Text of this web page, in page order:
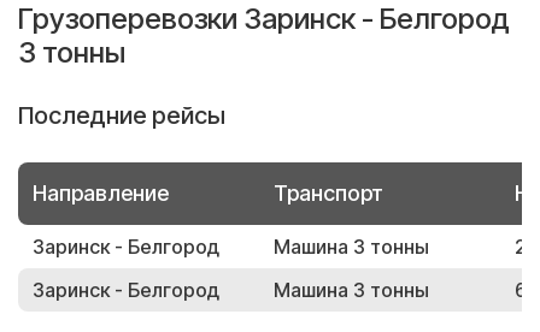
Грузоперевозки Заринск - Белгород
3 тонны
Последние рейсы
Направление Транспорт
Заринск - Белгород Машина 3 тонны
Заринск - Белгород
Машина 3 тонны